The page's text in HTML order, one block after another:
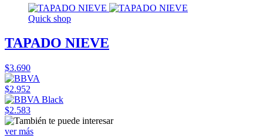
Quick shop
TAPADO NIEVE
$3.690
$2.952
$2.583
ver más